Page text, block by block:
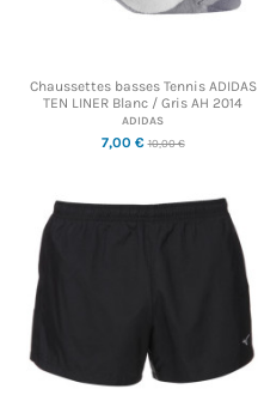
Chaussettes basses Tennis ADIDAS
TEN LINER Blanc / Gris AH 2014
ADIDAS
7,00 €10,00 €